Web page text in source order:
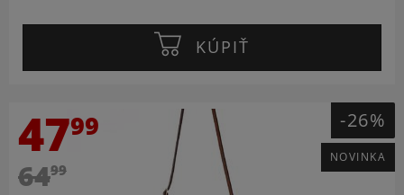
KÚPIŤ
4799
6499
-26%
NOVINKA